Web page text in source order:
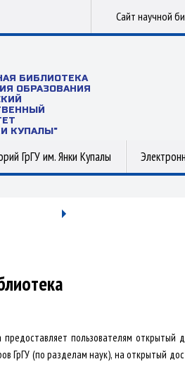
Сайт научной
БИБЛИОТЕКА
ОБРАЗОВАНИЯ
КУПАЛЫ"
ГрГУ им. Янки Купалы
предоставляет пользователям открытый
ГрГУ (по разделам наук), на открытый